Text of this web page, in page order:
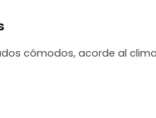
cómodos, acorde al